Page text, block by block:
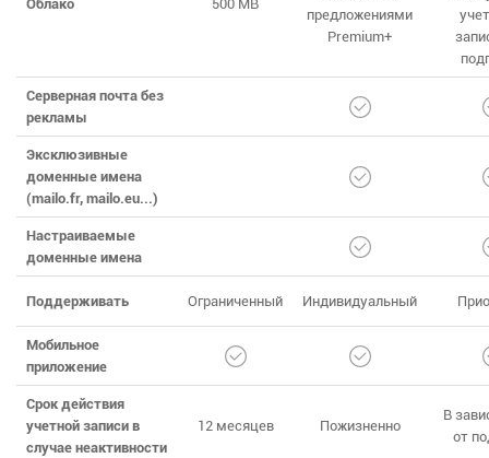
Облако 500 MB
предложениями
Premium+
Серверная почта без
рекламы
Эксклюзивные
доменные имена
(mailo.fr, mailo.eu...)
Настраиваемые
доменные имена
Поддерживать Ограниченный Индивидуальный
Мобильное
приложение
Срок действия
учетной записи в
случае неактивности
12 месяцев Пожизненно
В
от